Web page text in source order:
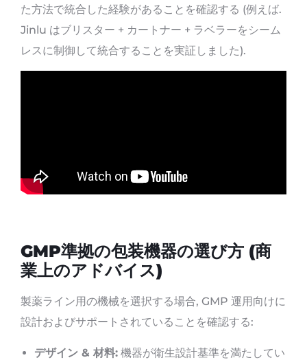
た方法で統合した経験があることを確認する (例えば.
Jinlu はブリスター + カートナー + ラベラーをシーム
レスに制御して統合することを実証しました).
GMP準拠の包装機器の選び方 (商
業上のアドバイス)
製薬ライン用の機械を選択する場合, GMP 運用向けに
設計およびサポートされていることを確認する:
デザイン & 材料: 機器が衛生設計基準を満たしてい